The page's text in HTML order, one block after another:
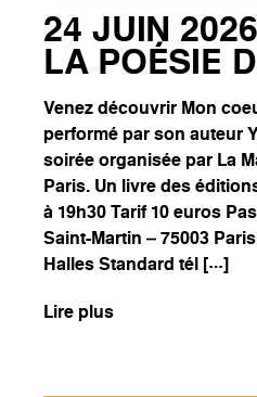
24 JUIN
LA POÉSIE
Venez découvrir Mon
performé par son auteur
soirée organisée par La
Paris. Un livre des
à 19h30 Tarif 10 euros
Saint-Martin – 75003
Halles Standard tél […]
Lire plus